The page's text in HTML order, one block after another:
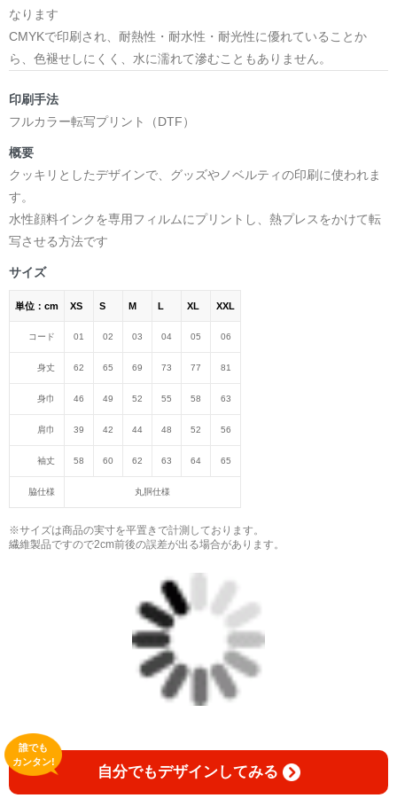
なります
CMYKで印刷され、耐熱性・耐水性・耐光性に優れていることか
ら、色褪せしにくく、水に濡れて滲むこともありません。
印刷手法
フルカラー転写プリント（DTF）
概要
クッキリとしたデザインで、グッズやノベルティの印刷に使われま
す。
水性顔料インクを専用フィルムにプリントし、熱プレスをかけて転
写させる方法です
サイズ
単位：cm XS S M L XL XXL
コード 01 02 03 04 05 06
身丈 62 65 69 73 77 81
身巾 46 49 52 55 58 63
肩巾 39 42 44 48 52 56
袖丈 58 60 62 63 64 65
脇仕様 丸胴仕様
※サイズは商品の実寸を平置きで計測しております。
繊維製品ですので2cm前後の誤差が出る場合があります。
自分でもデザインしてみる
誰でも
カンタン!